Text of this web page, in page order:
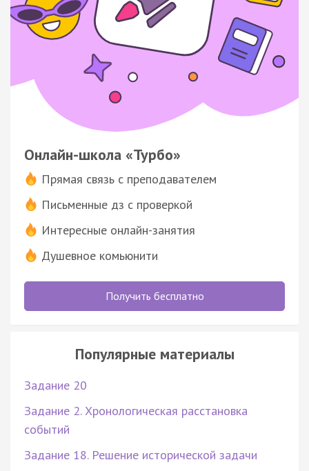
Онлайн-школа «Турбо»
Прямая связь с преподавателем
Письменные дз с проверкой
Интересные онлайн-занятия
Душевное комьюнити
Получить бесплатно
Популярные материалы
Задание 20
Задание 2. Хронологическая расстановка
событий
Задание 18. Решение исторической задачи